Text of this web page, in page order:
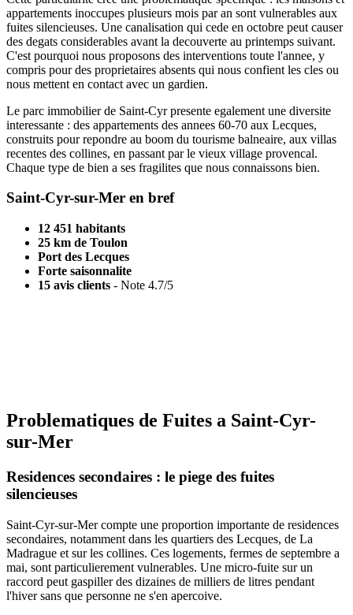
appartements inoccupes plusieurs mois par an sont vulnerables aux
fuites silencieuses. Une canalisation qui cede en octobre peut causer
des degats considerables avant la decouverte au printemps suivant.
C'est pourquoi nous proposons des interventions toute l'annee, y
compris pour des proprietaires absents qui nous confient les cles ou
nous mettent en contact avec un gardien.
Le parc immobilier de Saint-Cyr presente egalement une diversite
interessante : des appartements des annees 60-70 aux Lecques,
construits pour repondre au boom du tourisme balneaire, aux villas
recentes des collines, en passant par le vieux village provencal.
Chaque type de bien a ses fragilites que nous connaissons bien.
Saint-Cyr-sur-Mer en bref
12 451 habitants
25 km de Toulon
Port des Lecques
Forte saisonnalite
15 avis clients - Note 4.7/5
Problematiques de Fuites a Saint-Cyr-
sur-Mer
Residences secondaires : le piege des fuites
silencieuses
Saint-Cyr-sur-Mer compte une proportion importante de residences
secondaires, notamment dans les quartiers des Lecques, de La
Madrague et sur les collines. Ces logements, fermes de septembre a
mai, sont particulierement vulnerables. Une micro-fuite sur un
raccord peut gaspiller des dizaines de milliers de litres pendant
l'hiver sans que personne ne s'en apercoive.